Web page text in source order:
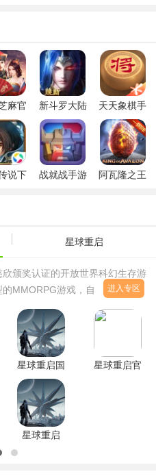
麻官
新版
新斗罗大陆
手游最新版
天天象棋手
机版
说下
战就战手游
阿瓦隆之王
星球重启
颁奖认证的开放世界科幻生存游
MMORPG游戏，自由度高，联
带来星球重启手游相关资源下
资源，欢迎有需要的朋友们获取
进入专区
星球重启国
际服手游
v1.3.10安
卓版
星球重启官
星球重启